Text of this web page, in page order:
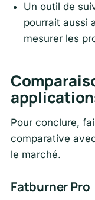
Un outil de
pourrait aussi
mesurer les
Pour conclure,
comparative
le marché.
Fatburner Pro